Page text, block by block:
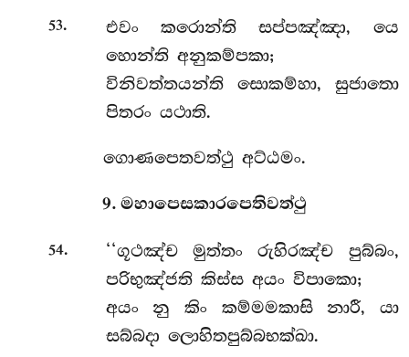
53. එවංකරොන්ති සප්පඤ්ඤා, යෙ
හොන්ති අනුකම්පකා;
විනිවත්තයන්ති සොකම්හා, සුජාතො
පිතරං යථාති.
ගොණපෙතවත්ථු අට්ඨමං.
9. මහාපෙසකාරපෙතිවත්ථු
54. ‘‘ගූථඤ්චමුත්තං රුහිරඤ්ච පුබ්බං,
පරිභුඤ්ජති කිස්ස අයං විපාකො;
අයං නු කිං කම්මමකාසි නාරී, යා
සබ්බදා ලොහිතපුබ්බභක්ඛා.